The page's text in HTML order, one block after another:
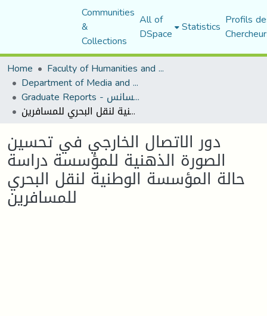
Communities
&
Collections
All of
DSpace Statistics Profils
Home
Faculty of Humanities and Social Sciences
Department of Media and Communication Studies
Graduate Reports - تقارير الليسانس
دور الاتصال الخارجي في تحسين الصورة الذهنية للمؤسسة دراسة حالة المؤسسة الوطنية لنقل البحري للمسافرين
دور الاتصال الخارجي في تحسين
الصورة الذهنية للمؤسسة دراسة
حالة المؤسسة الوطنية لنقل البحري
للمسافرين